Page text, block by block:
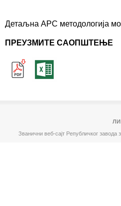
Детаљна АРС методологија
ПРЕУЗМИТЕ САОПШТЕЊЕ
Званични веб-сајт Републичког